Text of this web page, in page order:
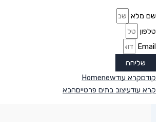
שם מלא
טלפון
Email
שליחה
קודםקרא עודHomenew
קרא עודעיצוב בתים פרטייםהבא